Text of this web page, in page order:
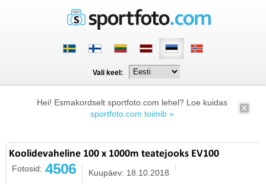
Vali keel:
Hei! Esmakordselt sportfoto.com lehel? Loe kuidas
sportfoto.com toimib »
Koolidevaheline 100 x 1000m teatejooks EV100
Fotosid: 4506 Kuupäev: 18.10.2018